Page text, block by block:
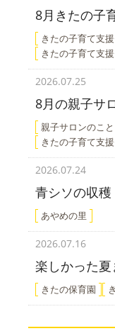
8月きたの子
きたの子育て支
きたの子育て支
2026.07.25
8月の親子サ
親子サロンのこと
きたの子育て支
2026.07.24
青シソの収穫
あやめの里
2026.07.16
楽しかった夏
きたの保育園